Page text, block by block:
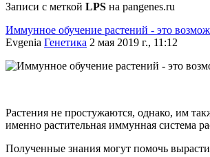
Записи с меткой LPS на pangenes.ru
Иммунное обучение растений - это
Evgenia Генетика 2 мая 2019 г., 11:12
Растения не простужаются, однако, им
именно растительная иммунная система
Полученные знания могут помочь